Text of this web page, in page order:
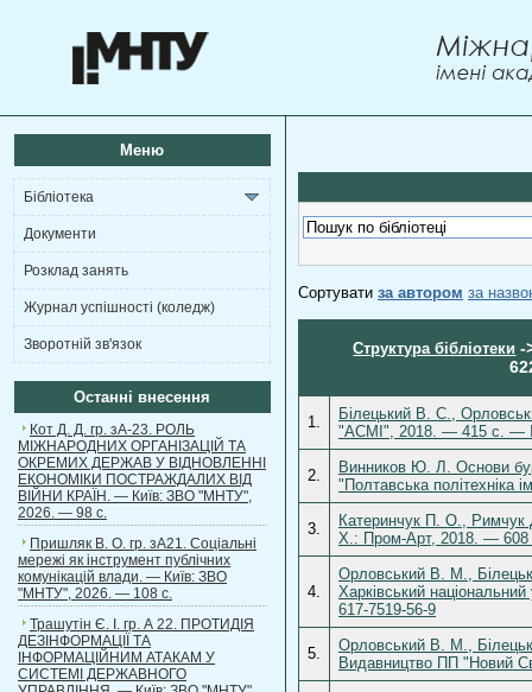
Меню
Бібліотека
Документи
Розклад занять
Журнал успішності (коледж)
Зворотній зв'язок
Останні внесення
Кот Д. Д. гр. зА-23. РОЛЬ
МІЖНАРОДНИХ ОРГАНІЗАЦІЙ ТА
ОКРЕМИХ ДЕРЖАВ У ВІДНОВЛЕННІ
ЕКОНОМІКИ ПОСТРАЖДАЛИХ ВІД
ВІЙНИ КРАЇН. — Київ: ЗВО "МНТУ",
2026. — 98 с.
Пришляк В. О. гр. зА21. Соціальні
мережі як інструмент публічних
комунікацій влади. — Київ: ЗВО
"МНТУ", 2026. — 108 с.
Трашутін Є. І. гр. А 22. ПРОТИДІЯ
ДЕЗІНФОРМАЦІЇ ТА
ІНФОРМАЦІЙНИМ АТАКАМ У
СИСТЕМІ ДЕРЖАВНОГО
Сортувати за автором за
Структура бібліотеки -
1.
Білецький В. С.,
"АСМІ", 2018. — 415 с. —
2.
Винников Ю. Л. Основи
"Полтавська політехніка
3.
Катеринчук П. О., Римчук
Х.: Пром-Арт, 2018. — 608
4.
Орловський В. М.,
Харківський
617-7519-56-9
5.
Орловський В. М.,
Видавництво ПП "Новий